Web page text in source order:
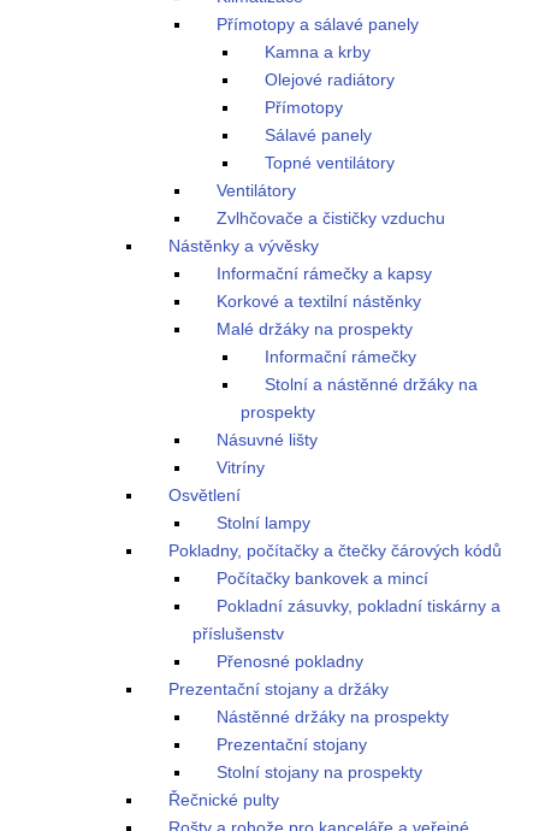
Přímotopy a sálavé panely
Kamna a krby
Olejové radiátory
Přímotopy
Sálavé panely
Topné ventilátory
Ventilátory
Zvlhčovače a čističky vzduchu
Nástěnky a vývěsky
Informační rámečky a kapsy
Korkové a textilní nástěnky
Malé držáky na prospekty
Informační rámečky
Stolní a nástěnné držáky na
prospekty
Násuvné lišty
Vitríny
Osvětlení
Stolní lampy
Pokladny, počítačky a čtečky čárových kódů
Počítačky bankovek a mincí
Pokladní zásuvky, pokladní tiskárny a
příslušenstv
Přenosné pokladny
Prezentační stojany a držáky
Nástěnné držáky na prospekty
Prezentační stojany
Stolní stojany na prospekty
Řečnické pulty